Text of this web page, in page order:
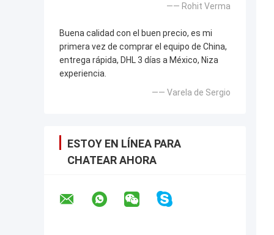
—— Rohit Verma
Buena calidad con el buen precio, es mi
primera vez de comprar el equipo de China,
entrega rápida, DHL 3 días a México, Niza
experiencia.
—— Varela de Sergio
ESTOY EN LÍNEA PARA
CHATEAR AHORA